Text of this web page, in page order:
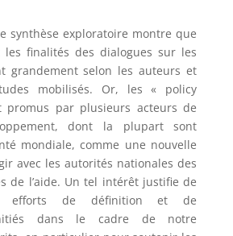
synthèse exploratoire montre que
les finalités des dialogues sur les
grandement selon les auteurs et
mobilisés. Or, les « policy
promus par plusieurs acteurs de
dont la plupart sont
mondiale, comme une nouvelle
avec les autorités nationales des
de l’aide. Un tel intérêt justifie de
efforts de définition et de
dans le cadre de notre